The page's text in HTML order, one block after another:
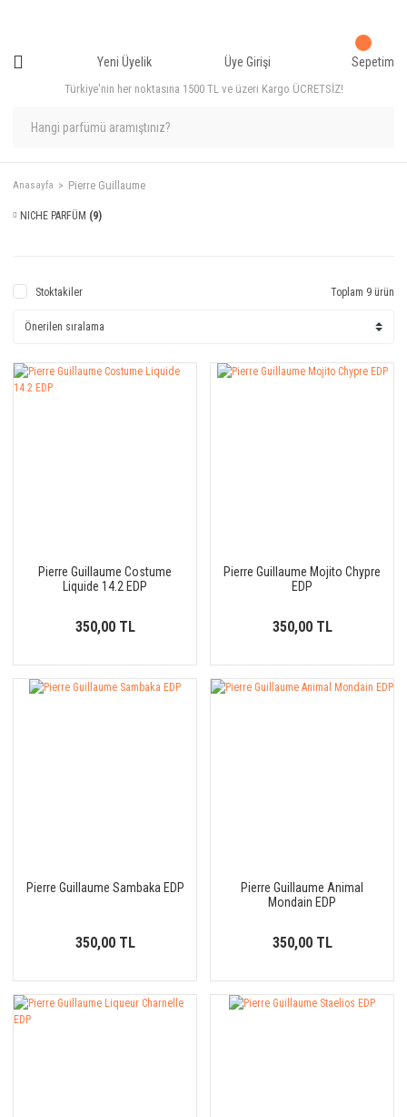
Türkiye'nin her noktasına 1500 TL ve üzeri Kargo ÜCRETSİZ!
Yeni Üyelik Üye Girişi Sepetim
Anasayfa Pierre Guillaume
NICHE PARFÜM (9)
Stoktakiler Toplam 9 ürün
Pierre Guillaume Costume
Liquide 14.2 EDP
350,00 TL
Pierre Guillaume Mojito Chypre
EDP
350,00 TL
Pierre Guillaume Sambaka EDP
350,00 TL
Pierre Guillaume Animal
Mondain EDP
350,00 TL